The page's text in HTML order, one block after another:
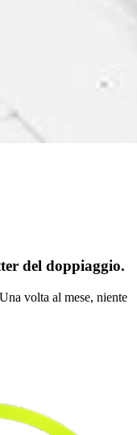
del doppiaggio.
volta al mese, niente